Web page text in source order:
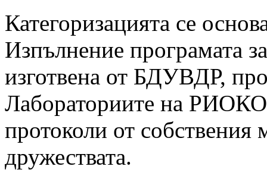
Категоризацията се
Изпълнение програмата
изготвена от БДУВДР,
Лабораториите на
протоколи от
дружествата.